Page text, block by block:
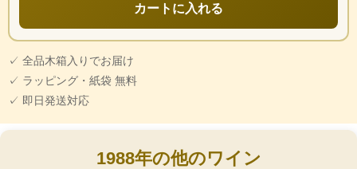
カートに入れる
✓ 全品木箱入りでお届け
✓ ラッピング・紙袋 無料
✓ 即日発送対応
1988年の他のワイン